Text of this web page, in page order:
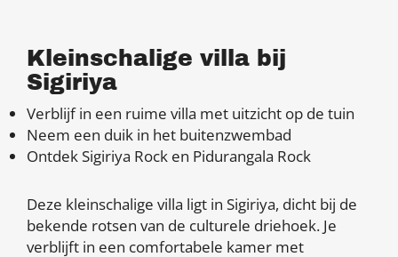
Kleinschalige villa bij
Sigiriya
Verblijf in een ruime villa met uitzicht op de tuin
Neem een duik in het buitenzwembad
Ontdek Sigiriya Rock en Pidurangala Rock
Deze kleinschalige villa ligt in Sigiriya, dicht bij de
bekende rotsen van de culturele driehoek. Je
verblijft in een comfortabele kamer met